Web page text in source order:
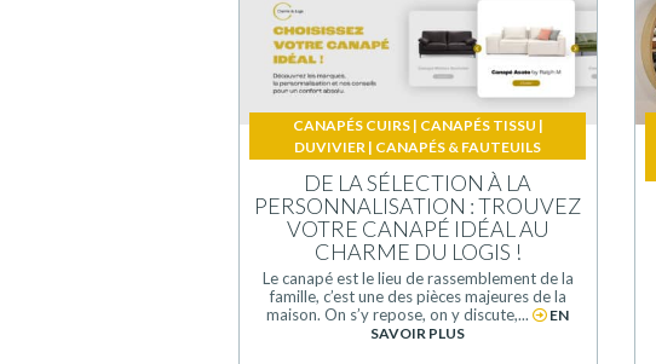
CANAPÉS CUIRS| CANAPÉS TISSU |
DUVIVIER | CANAPÉS & FAUTEUILS
DE LA SÉLECTION À LA
PERSONNALISATION : TROUVEZ
VOTRE CANAPÉ IDÉAL AU
CHARME DU LOGIS !
Le canapé est le lieu de rassemblement de la
famille, c’est une des pièces majeures de la
maison. On s’y repose, on y discute,...
EN
SAVOIR PLUS